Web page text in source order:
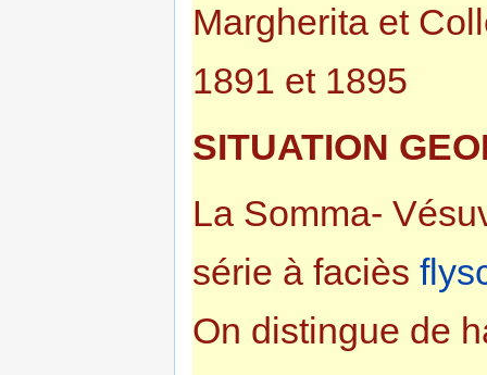
Margherita et
1891 et 1895
SITUATION
La Somma-
série à faciès
On distingue de